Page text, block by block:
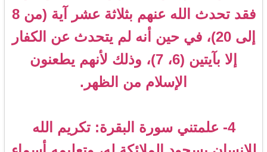
فقد تحدث الله عنهم بثلاثة عشر آية (من 8
إلى 20)، في حين أنه لم يتحدث عن الكفار
إلا بآيتين (6، 7)، وذلك لأنهم يطعنون
الإسلام من الظهر.
4- علمتني سورة البقرة: تكريم الله